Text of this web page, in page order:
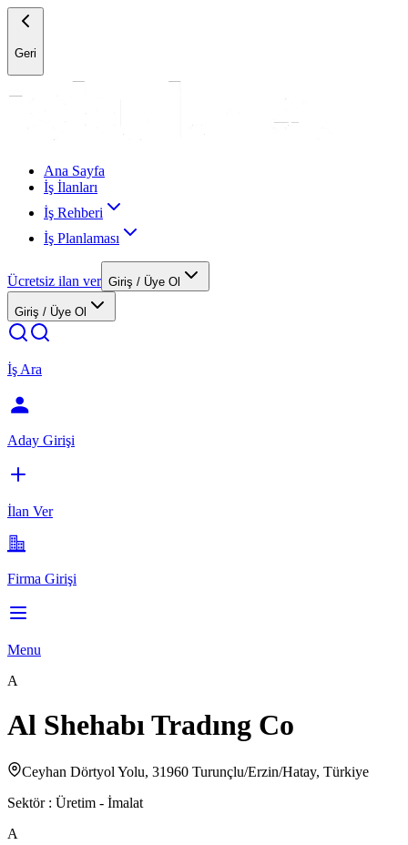
Geri
Ana Sayfa
İş İlanları
İş Rehberi
İş Planlaması
Ücretsiz ilan ver Giriş / Üye Ol
Giriş / Üye Ol
İş Ara
Aday Girişi
İlan Ver
Firma Girişi
Menu
A
Al Shehabı Tradıng Co
Ceyhan Dörtyol Yolu, 31960 Turunçlu/Erzin/Hatay, Türkiye
Sektör : Üretim - İmalat
A